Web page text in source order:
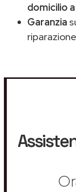
domicilio
Garanzia
riparazione